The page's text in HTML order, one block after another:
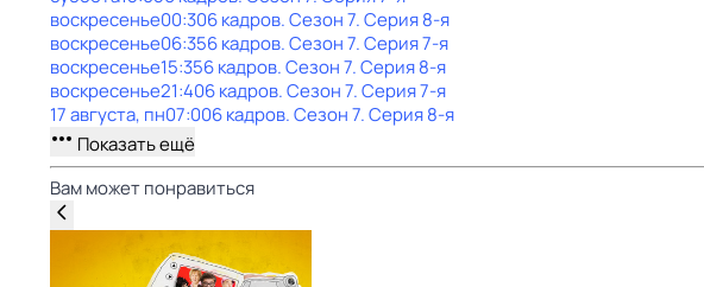
воскресенье00:306 кадров. Сезон 7. Серия 8-я
воскресенье06:356 кадров. Сезон 7. Серия 7-я
воскресенье15:356 кадров. Сезон 7. Серия 8-я
воскресенье21:406 кадров. Сезон 7. Серия 7-я
17 августа, пн07:006 кадров. Сезон 7. Серия 8-я
Показать ещё
Вам может понравиться